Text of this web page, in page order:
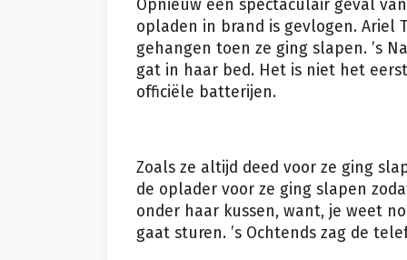
Opnieuw een spectaculair geval
opladen in brand is gevlogen. Ariel
gehangen toen ze ging slapen. ’s
gat in haar bed. Het is niet het
officiële batterijen.
Zoals ze altijd deed voor ze ging
de oplader voor ze ging slapen
onder haar kussen, want, je weet
gaat sturen. ’s Ochtends zag de